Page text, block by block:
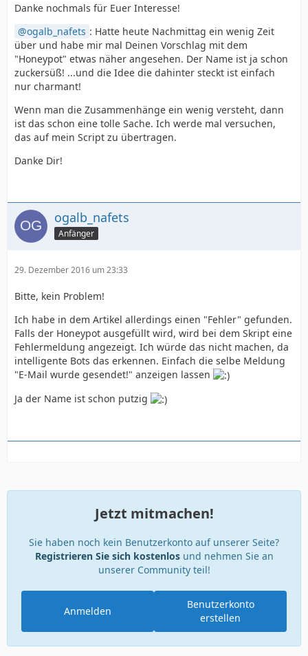
Danke nochmals für Euer Interesse!
ogalb_nafets : Hatte heute Nachmittag ein wenig Zeit
über und habe mir mal Deinen Vorschlag mit dem
"Honeypot" etwas näher angesehen. Der Name ist ja schon
zuckersüß! ...und die Idee die dahinter steckt ist einfach
nur charmant!
Wenn man die Zusammenhänge ein wenig versteht, dann
ist das schon eine tolle Sache. Ich werde mal versuchen,
das auf mein Script zu übertragen.
Danke Dir!
ogalb_nafets
Anfänger
29. Dezember 2016 um 23:33
Bitte, kein Problem!
Ich habe in dem Artikel allerdings einen "Fehler" gefunden.
Falls der Honeypot ausgefüllt wird, wird bei dem Skript eine
Fehlermeldung angezeigt. Ich würde das nicht machen, da
intelligente Bots das erkennen. Einfach die selbe Meldung
"E-Mail wurde gesendet!" anzeigen lassen
Ja der Name ist schon putzig
Jetzt mitmachen!
Sie haben noch kein Benutzerkonto auf unserer Seite?
Registrieren Sie sich kostenlosund nehmen Sie an
unserer Community teil!
Benutzerkonto
erstellen
Anmelden